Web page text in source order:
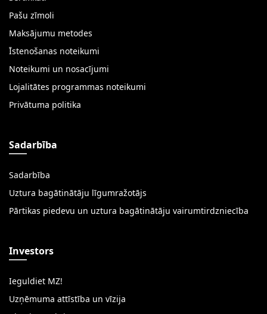
Pašu zīmoli
Maksājumu metodes
Īstenošanas noteikumi
Noteikumi un nosacījumi
Lojalitātes programmas noteikumi
Privātuma politika
Sadarbība
Sadarbība
Uztura bagātinātāju līgumražotājs
Pārtikas piedevu un uztura bagātinātāju vairumtirdzniecība
Investors
Ieguldiet MZ!
Uzņēmuma attīstība un vīzija